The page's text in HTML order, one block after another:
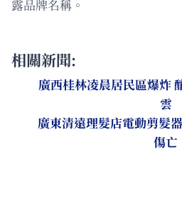
露品牌名稱。
相關新聞:
廣西桂林凌晨居民區爆炸
雲
廣東清遠理髮店電動剪髮
傷亡